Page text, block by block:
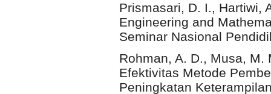
Prismasari, D. I., Hartiwi,
Engineering and
Seminar Nasional
Rohman, A. D., Musa, M.
Efektivitas Metode
Peningkatan